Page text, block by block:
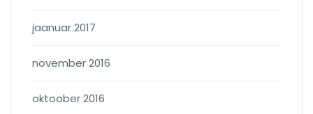
jaanuar 2017
november 2016
oktoober 2016